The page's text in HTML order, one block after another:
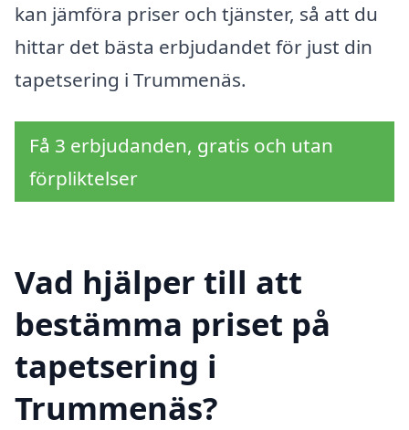
kan jämföra priser och tjänster, så att du
hittar det bästa erbjudandet för just din
tapetsering i Trummenäs.
Få 3 erbjudanden, gratis och utan
förpliktelser
Vad hjälper till att
bestämma priset på
tapetsering i
Trummenäs?